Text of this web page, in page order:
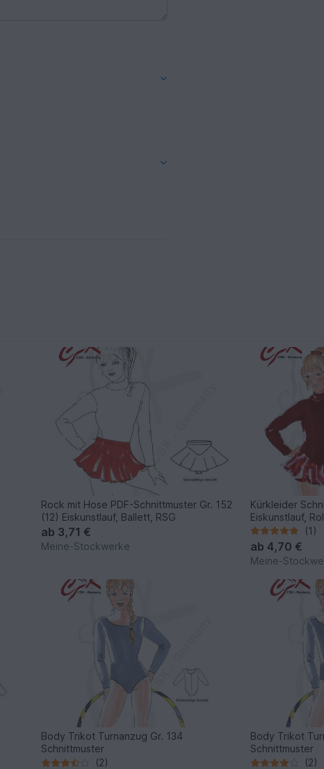
Rock mit Hose PDF-Schnittmuster Gr. 152
(12) Eiskunstlauf, Ballett, RSG
ab 3,71 €
Meine-Stockwerke
Kürkleider
Eiskunstlauf,
(1)
ab4,70 €
Meine-
Body Trikot Turnanzug Gr. 134
Schnittmuster
(2)
Body Trikot
Schnittmuster
(2)